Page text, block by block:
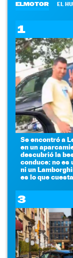
ELMOTOR EL
1
Se encontró a
en un
descubrió la
conduce: no es
ni un
es lo que cuesta
3